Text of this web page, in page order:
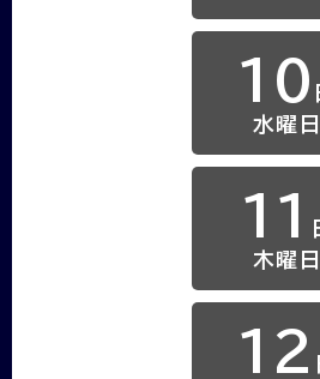
10
水曜日
11
木曜日
12